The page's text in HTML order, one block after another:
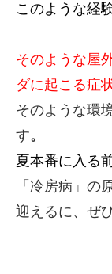
このような経
そのような屋
ダに起こる症
そのような環
す。
夏本番に入る
「冷房病」の
迎えるに、ぜ